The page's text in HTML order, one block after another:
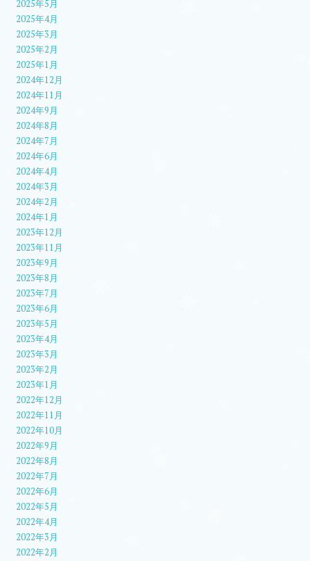
2025年5月
2025年4月
2025年3月
2025年2月
2025年1月
2024年12月
2024年11月
2024年9月
2024年8月
2024年7月
2024年6月
2024年4月
2024年3月
2024年2月
2024年1月
2023年12月
2023年11月
2023年9月
2023年8月
2023年7月
2023年6月
2023年5月
2023年4月
2023年3月
2023年2月
2023年1月
2022年12月
2022年11月
2022年10月
2022年9月
2022年8月
2022年7月
2022年6月
2022年5月
2022年4月
2022年3月
2022年2月